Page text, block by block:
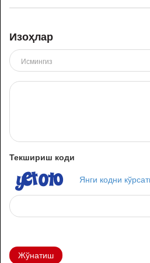
Изоҳлар
Текшириш коди
Янги кодни
Жўнатиш